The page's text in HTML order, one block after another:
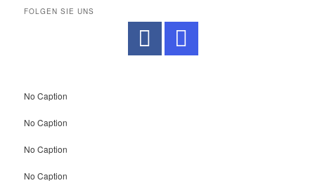
FOLGEN SIE UNS
No Caption
No Caption
No Caption
No Caption